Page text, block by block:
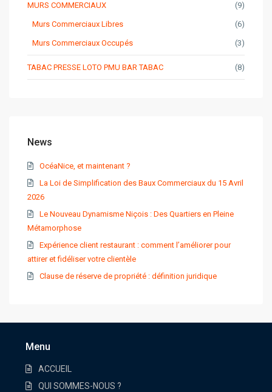
MURS COMMERCIAUX (9)
Murs Commerciaux Libres (6)
Murs Commerciaux Occupés (3)
TABAC PRESSE LOTO PMU BAR TABAC (8)
News
OcéaNice, et maintenant ?
La Loi de Simplification des Baux Commerciaux du 15 Avril
2026
Le Nouveau Dynamisme Niçois : Des Quartiers en Pleine
Métamorphose
Expérience client restaurant : comment l’améliorer pour
attirer et fidéliser votre clientèle
Clause de réserve de propriété : définition juridique
Menu
ACCUEIL
QUI SOMMES-NOUS ?